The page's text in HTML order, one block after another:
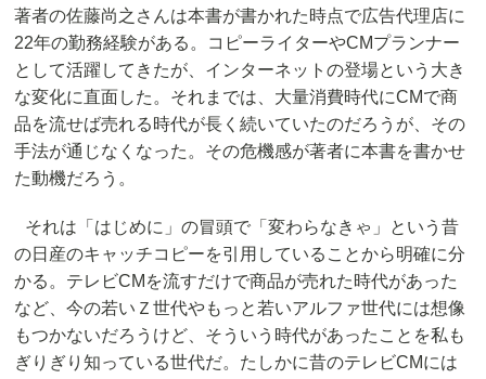
著者の佐藤尚之さんは本書が書かれた時点で広告代理店に
22年の勤務経験がある。コピーライターやCMプランナー
として活躍してきたが、インターネットの登場という大き
な変化に直面した。それまでは、大量消費時代にCMで商
品を流せば売れる時代が長く続いていたのだろうが、その
手法が通じなくなった。その危機感が著者に本書を書かせ
た動機だろう。
それは「はじめに」の冒頭で「変わらなきゃ」という昔
の日産のキャッチコピーを引用していることから明確に分
かる。テレビCMを流すだけで商品が売れた時代があった
など、今の若いＺ世代やもっと若いアルファ世代には想像
もつかないだろうけど、そういう時代があったことを私も
ぎりぎり知っている世代だ。たしかに昔のテレビCMには